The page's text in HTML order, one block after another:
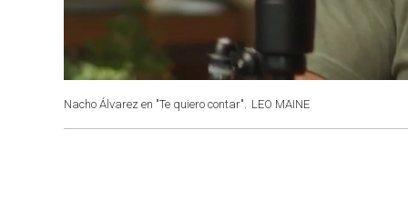
Nacho Álvarez en "Te quiero contar". LEO MAINE